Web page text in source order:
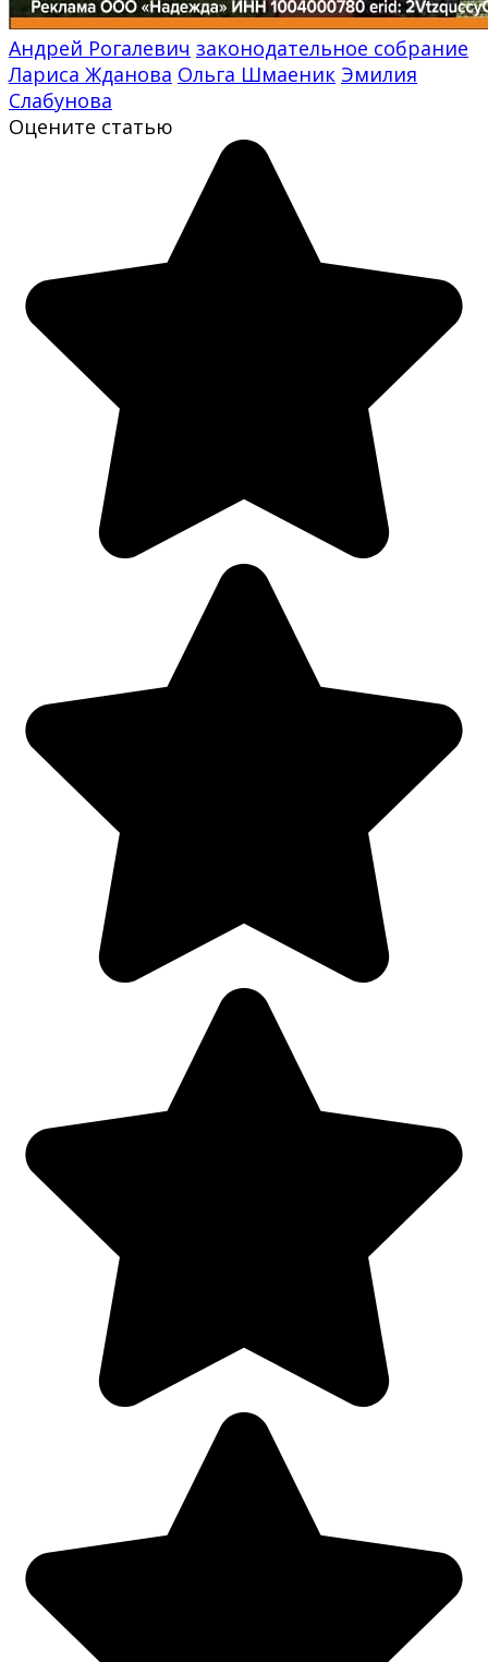
Андрей Рогалевич законодательное собрание
Лариса Жданова Ольга Шмаеник Эмилия
Слабунова
Оцените статью